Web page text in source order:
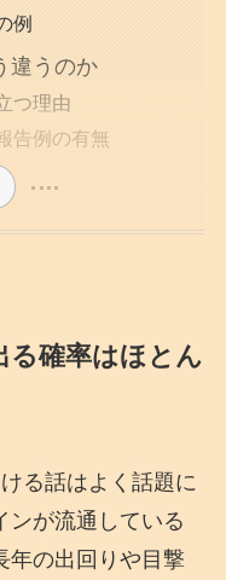
例
違うのか
つ理由
告例の有無
る確率はほとん
る話はよく話題に
ンが流通している
年の出回りや目撃